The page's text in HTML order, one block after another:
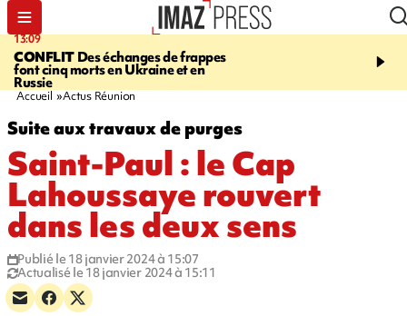
13:09
CONFLIT Des échanges de frappes
font cinq morts en Ukraine et en
Russie
17:14
Quatre
européennes pour les
Accueil Actus Réunion
Suite aux travaux de purges
Saint-Paul : le Cap
Lahoussaye rouvert
dans les deux sens
Publié le 18 janvier 2024 à 15:07
Actualisé le 18 janvier 2024 à 15:11